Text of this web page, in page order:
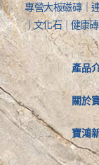
專營大板磁磚｜
｜文化石｜健康
產品
關於
寶鴻